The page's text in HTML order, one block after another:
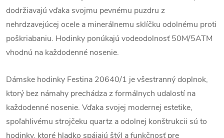
dodržiavajú vďaka svojmu pevnému puzdru z
nehrdzavejúcej ocele a minerálnemu sklíčku odolnému proti
poškriabaniu. Hodinky ponúkajú vodeodolnosť 50M/5ATM
vhodnú na každodenné nosenie.
Dámske hodinky Festina 20640/1 je všestranný doplnok,
ktorý bez námahy prechádza z formálnych udalostí na
každodenné nosenie. Vďaka svojej modernej estetike,
spoľahlivému strojčeku quartz a odolnej konštrukcii sú to
hodinky, ktoré hladko spájajú štýl a funkčnosť pre